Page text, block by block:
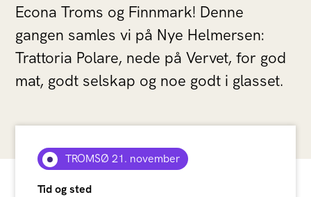
Econa Troms og Finnmark! Denne
gangen samles vi på Nye Helmersen:
Trattoria Polare, nede på Vervet, for god
mat, godt selskap og noe godt i glasset.
TROMSØ 21. november
Tid og sted